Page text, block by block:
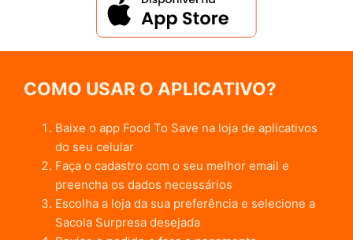
COMO USAR O APLICATIVO?
Baixe o app Food To Save na loja de aplicativos
do seu celular
Faça o cadastro com o seu melhor email e
preencha os dados necessários
Escolha a loja da sua preferência e selecione a
Sacola Surpresa desejada